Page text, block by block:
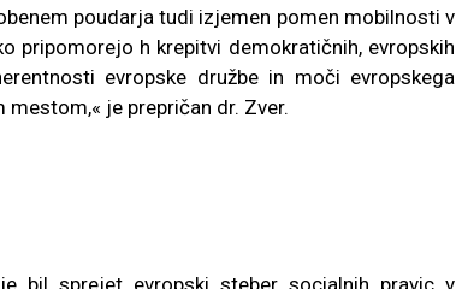
poudarja tudi izjemen pomen mobilnosti v
pripomorejo h krepitvi demokratičnih, evropskih
evropske družbe in moči evropskega
je prepričan dr. Zver.
bil sprejet evropski steber socialnih pravic v